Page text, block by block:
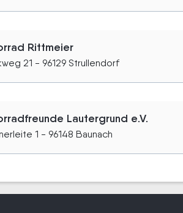
Rittmeier
21 - 96129 Strullendorf
Lautergrund e.V.
1 - 96148 Baunach